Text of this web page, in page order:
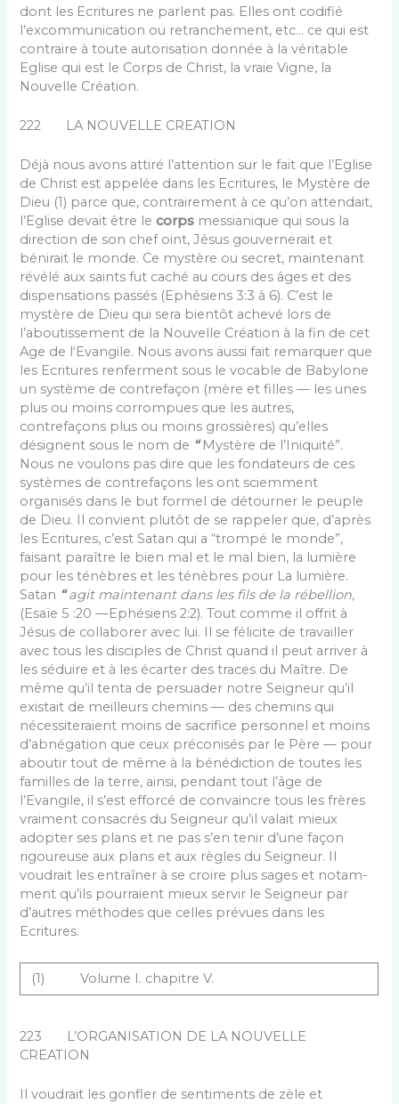
dont les Ecritures ne par­lent pas. Elles ont codifié
l’excommunication ou retranche­ment, etc… ce qui est
contraire à toute autorisation donnée à la véritable
Eglise qui est le Corps de Christ, la vraie Vigne, la
Nouvelle Création.
222 LA NOUVELLE CREATION
Déjà nous avons attiré l’attention sur le fait que l’Eglise
de Christ est appelée dans les Ecritures, le Mystère de
Dieu (1) parce que, contrairement à ce qu’on attendait,
l’Eglise devait être lecorps messianique qui sous la
direction de son chef oint, Jésus gouvernerait et
bénirait le monde. Ce mystère ou secret, maintenant
révélé aux saints fut caché au cours des âges et des
dispensations passés (Ephésiens 3:3 à 6). C’est le
mystère de Dieu qui sera bientôt achevé lors de
l’aboutisse­ment de la Nouvelle Création à la fin de cet
Age de l‘Evangile. Nous avons aussi fait remarquer que
les Ecritures renferment sous le vocable de Babylone
un système de contrefaçon (mère et filles — les unes
plus ou moins corrompues que les autres,
contrefaçons plus ou moins grossières) qu’elles
désignent sous le nom de “Mystère de l’Iniquité”.
Nous ne voulons pas dire que les fonda­teurs de ces
systèmes de contrefaçons les ont sciemment
organisés dans le but formel de détourner le peuple
de Dieu. Il convient plutôt de se rappeler que, d’après
les Ecritures, c’est Satan qui a “trompé le monde”,
faisant paraître le bien mal et le mal bien, la lumière
pour les ténèbres et les ténèbres pour La lumière.
Satan “agit maintenant dans les fils de la rébellion,
(Esaïe 5 :20 —Ephésiens 2:2). Tout comme il offrit à
Jésus de colla­borer avec lui. Il se félicite de travailler
avec tous les disciples de Christ quand il peut arriver à
les séduire et à les écarter des traces du Maître. De
même qu’il tenta de persuader notre Seigneur qu’il
existait de meilleurs chemins — des chemins qui
nécessiteraient moins de sacrifice personnel et moins
d’abnégation que ceux préconisés par le Père — pour
aboutir tout de même à la bénédiction de toutes les
familles de la terre, ainsi, pen­dant tout l’âge de
l’Evangile, il s’est efforcé de convaincre tous les frères
vraiment consacrés du Seigneur qu’il va­lait mieux
adopter ses plans et ne pas s’en tenir d’une façon
rigoureuse aux plans et aux règles du Seigneur. Il
voudrait les entraîner à se croire plus sages et notam­
ment qu’ils pourraient mieux servir le Seigneur par
d’autres méthodes que celles prévues dans les
Ecritures.
(1) Volume I. chapitre V.
223 L’ORGANISATION DE LA NOUVELLE
CREATION
Il voudrait les gonfler de sentiments de zèle et